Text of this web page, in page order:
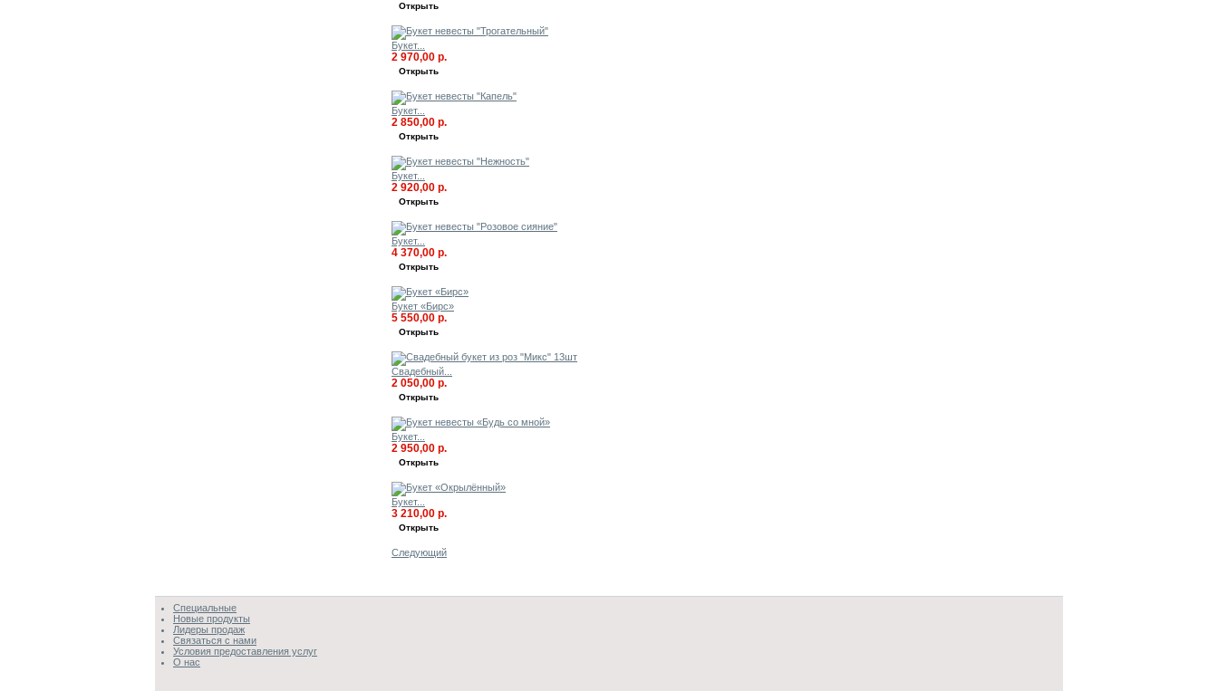
Открыть
Букет...
2 970,00 р.
Открыть
Букет...
2 850,00 р.
Открыть
Букет...
2 920,00 р.
Открыть
Букет...
4 370,00 р.
Открыть
Букет «Бирс»
5 550,00 р.
Открыть
Свадебный...
2 050,00 р.
Открыть
Букет...
2 950,00 р.
Открыть
Букет...
3 210,00 р.
Открыть
Следующий
Специальные
Новые продукты
Лидеры продаж
Связаться с нами
Условия предоставления услуг
О нас